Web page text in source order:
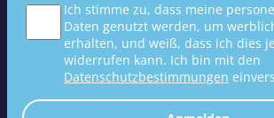
Ich stimme zu, dass meine
Daten genutzt werden, um
erhalten, und weiß, dass ich dies
widerrufen kann. Ich bin mit den
Datenschutzbestimmungen